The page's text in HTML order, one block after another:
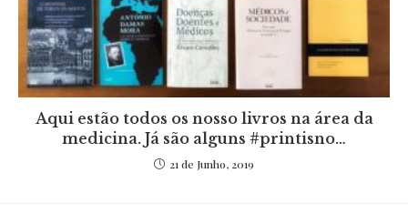
Aqui estão todos os nosso livros na área da
medicina. Já são alguns #printisno…
21 de Junho, 2019